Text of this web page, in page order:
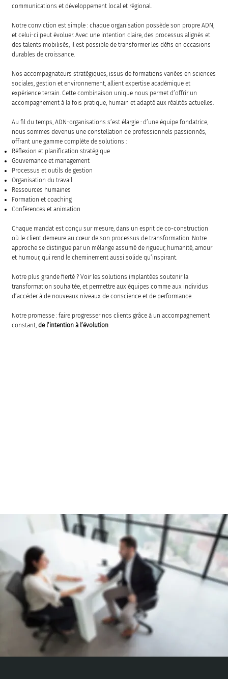
communications et développement local et régional.
Notre conviction est simple : chaque organisation possède son propre ADN,
et celui-ci peut évoluer. Avec une intention claire, des processus alignés et
des talents mobilisés, il est possible de transformer les défis en occasions
durables de croissance.
Nos accompagnateurs stratégiques, issus de formations variées en sciences
sociales, gestion et environnement, allient expertise académique et
expérience terrain. Cette combinaison unique nous permet d’offrir un
accompagnement à la fois pratique, humain et adapté aux réalités actuelles.
Au fil du temps, ADN-organisations s’est élargie : d’une équipe fondatrice,
nous sommes devenus une constellation de professionnels passionnés,
offrant une gamme complète de solutions :
Réflexion et planification stratégique
Gouvernance et management
Processus et outils de gestion
Organisation du travail
Ressources humaines
Formation et coaching
Conférences et animation
Chaque mandat est conçu sur mesure, dans un esprit de co-construction
où le client demeure au cœur de son processus de transformation. Notre
approche se distingue par un mélange assumé de rigueur, humanité, amour
et humour, qui rend le cheminement aussi solide qu’inspirant.
Notre plus grande fierté ? Voir les solutions implantées soutenir la
transformation souhaitée, et permettre aux équipes comme aux individus
d’accéder à de nouveaux niveaux de conscience et de performance.
Notre promesse : faire progresser nos clients grâce à un accompagnement
constant, de l’intention à l’évolution.